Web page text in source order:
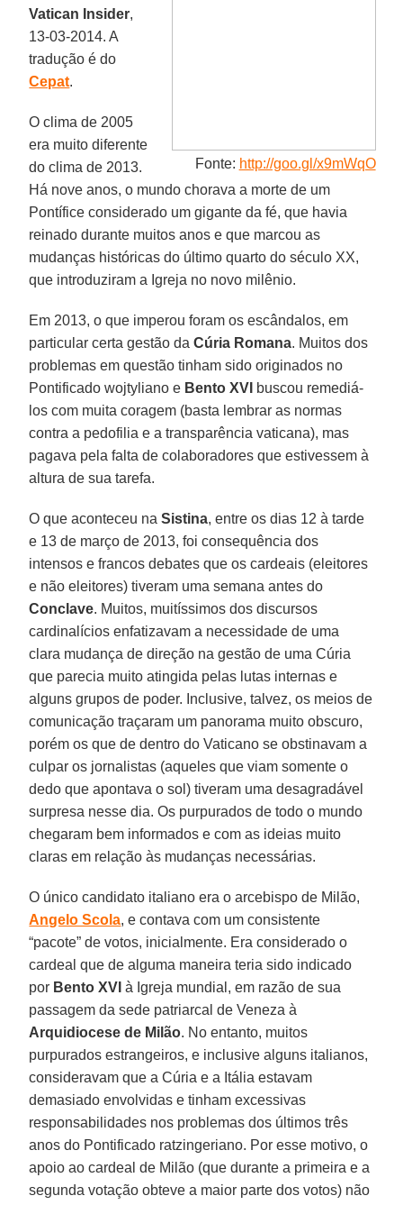
Fonte: http://goo.gl/x9mWqO
Vatican Insider,
13-03-2014. A
tradução é do
Cepat.
O clima de 2005
era muito diferente
do clima de 2013.
Há nove anos, o mundo chorava a morte de um
Pontífice considerado um gigante da fé, que havia
reinado durante muitos anos e que marcou as
mudanças históricas do último quarto do século XX,
que introduziram a Igreja no novo milênio.
Em 2013, o que imperou foram os escândalos, em
particular certa gestão daCúria Romana. Muitos dos
problemas em questão tinham sido originados no
Pontificado wojtyliano e Bento XVI buscou remediá-
los com muita coragem (basta lembrar as normas
contra a pedofilia e a transparência vaticana), mas
pagava pela falta de colaboradores que estivessem à
altura de sua tarefa.
O que aconteceu naSistina, entre os dias 12 à tarde
e 13 de março de 2013, foi consequência dos
intensos e francos debates que os cardeais (eleitores
e não eleitores) tiveram uma semana antes do
Conclave. Muitos, muitíssimos dos discursos
cardinalícios enfatizavam a necessidade de uma
clara mudança de direção na gestão de uma Cúria
que parecia muito atingida pelas lutas internas e
alguns grupos de poder. Inclusive, talvez, os meios de
comunicação traçaram um panorama muito obscuro,
porém os que de dentro do Vaticano se obstinavam a
culpar os jornalistas (aqueles que viam somente o
dedo que apontava o sol) tiveram uma desagradável
surpresa nesse dia. Os purpurados de todo o mundo
chegaram bem informados e com as ideias muito
claras em relação às mudanças necessárias.
O único candidato italiano era o arcebispo de Milão,
Angelo Scola, e contava com um consistente
“pacote” de votos, inicialmente. Era considerado o
cardeal que de alguma maneira teria sido indicado
por Bento XVI à Igreja mundial, em razão de sua
passagem da sede patriarcal de Veneza à
Arquidiocese de Milão. No entanto, muitos
purpurados estrangeiros, e inclusive alguns italianos,
consideravam que a Cúria e a Itália estavam
demasiado envolvidas e tinham excessivas
responsabilidades nos problemas dos últimos três
anos do Pontificado ratzingeriano. Por esse motivo, o
apoio ao cardeal de Milão (que durante a primeira e a
segunda votação obteve a maior parte dos votos) não